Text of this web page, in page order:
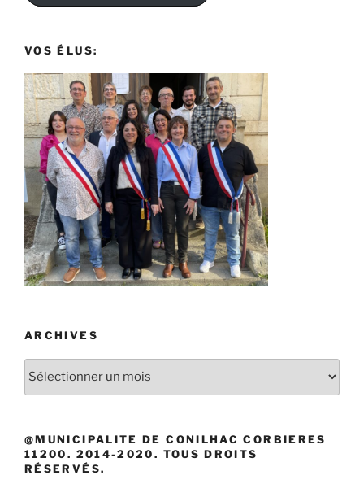
VOS ÉLUS:
ARCHIVES
@MUNICIPALITE DE CONILHAC CORBIERES
11200. 2014-2020. TOUS DROITS
RÉSERVÉS.